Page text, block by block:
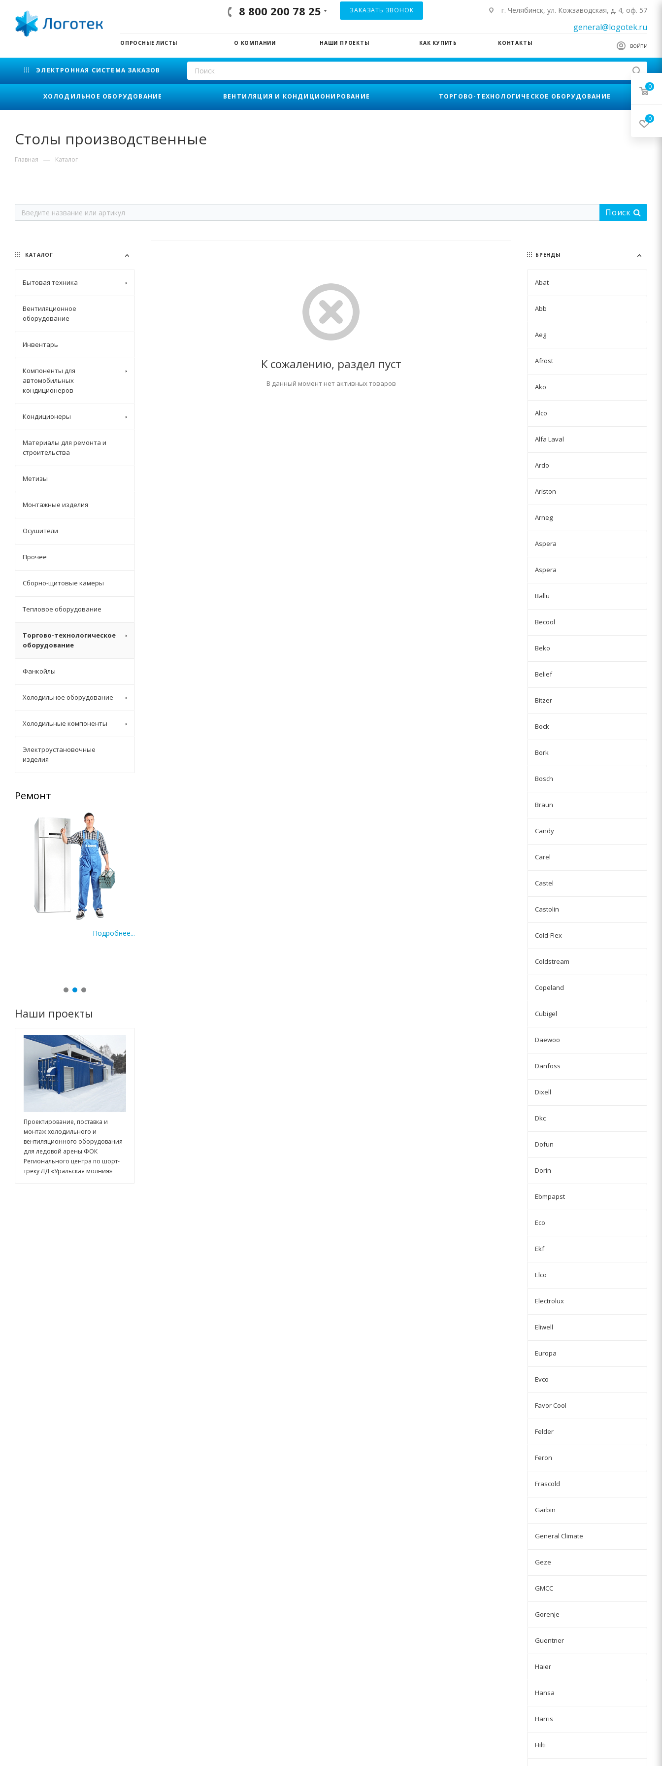
8 800 200 78 25 ЗАКАЗАТЬ ЗВОНОК г. Челябинск, ул. Кожзаводская, д. 4, оф. 57
general@logotek.ru
ВОЙТИ
ОПРОСНЫЕ ЛИСТЫ О КОМПАНИИ НАШИ ПРОЕКТЫ КАК КУПИТЬ КОНТАКТЫ
ЭЛЕКТРОННАЯ СИСТЕМА ЗАКАЗОВ
ХОЛОДИЛЬНОЕ ОБОРУДОВАНИЕ ВЕНТИЛЯЦИЯ И КОНДИЦИОНИРОВАНИЕ ТОРГОВО-ТЕХНОЛОГИЧЕСКОЕ ОБОРУДОВАНИЕ
Столы производственные
Главная — Каталог
Поиск
К сожалению, раздел пуст
В данный момент нет активных товаров
КАТАЛОГ
Бытовая техника
Вентиляционное
оборудование
Инвентарь
Компоненты для
автомобильных
кондиционеров
Кондиционеры
Материалы для ремонта и
строительства
Метизы
Монтажные изделия
Осушители
Прочее
Сборно-щитовые камеры
Тепловое оборудование
Торгово-технологическое
оборудование
Фанкойлы
Холодильное оборудование
Холодильные компоненты
Электроустановочные
изделия
Ремонт
Подробнее...
Наши проекты
Проектирование, поставка и
монтаж холодильного и
вентиляционного оборудования
для ледовой арены ФОК
Регионального центра по шорт-
треку ЛД «Уральская молния»
БРЕНДЫ
Abat
Abb
Aeg
Afrost
Ako
Alco
Alfa Laval
Ardo
Ariston
Arneg
Aspera
Aspera
Ballu
Becool
Beko
Belief
Bitzer
Bock
Bork
Bosch
Braun
Candy
Carel
Castel
Castolin
Cold-Flex
Coldstream
Copeland
Cubigel
Daewoo
Danfoss
Dixell
Dkc
Dofun
Dorin
Ebmpapst
Eco
Ekf
Elco
Electrolux
Eliwell
Europa
Evco
Favor Cool
Felder
Feron
Frascold
Garbin
General Climate
Geze
GMCC
Gorenje
Guentner
Haier
Hansa
Harris
Hilti
0
0